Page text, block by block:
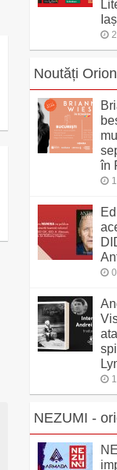
Noutăți Orion
în
NEZUMI -